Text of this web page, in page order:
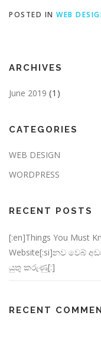
POSTED IN WEB
ARCHIVES
June 2019 (1)
CATEGORIES
WEB DESIGN
WORDPRESS
RECENT POSTS
[:en]Things You Must
Website[:si]නව වෙබ්
යුතු කරුණු[:]
RECENT